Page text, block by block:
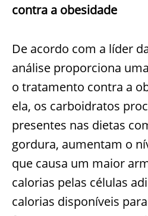
contra a obesidade
De acordo com a líder
análise proporciona
o tratamento contra a
ela, os carboidratos
presentes nas dietas
gordura, aumentam o
que causa um maior
calorias pelas células
calorias disponíveis